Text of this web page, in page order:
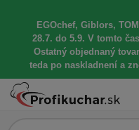
EGOchef, Giblors,
28.7. do 5.9. V tomto
Ostatný objednaný
teda po naskladnení a